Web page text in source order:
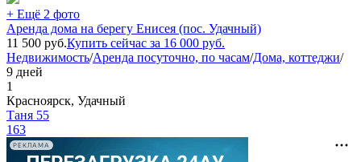
+ Ещё 2 фото
Аренда дома на берегу Енисея (пос. Удачный)
11 500 руб.Купить сейчас за 16 000 руб.
Недвижимость/Аренда посуточно, по часам/Дома, коттеджи/
9 дней
1
Красноярск, Удачный
Таня 55
163
РЕКЛАМА